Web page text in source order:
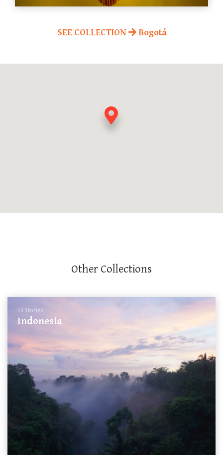
SEE COLLECTION Bogotá
Other Collections
13 Stories
Indonesia